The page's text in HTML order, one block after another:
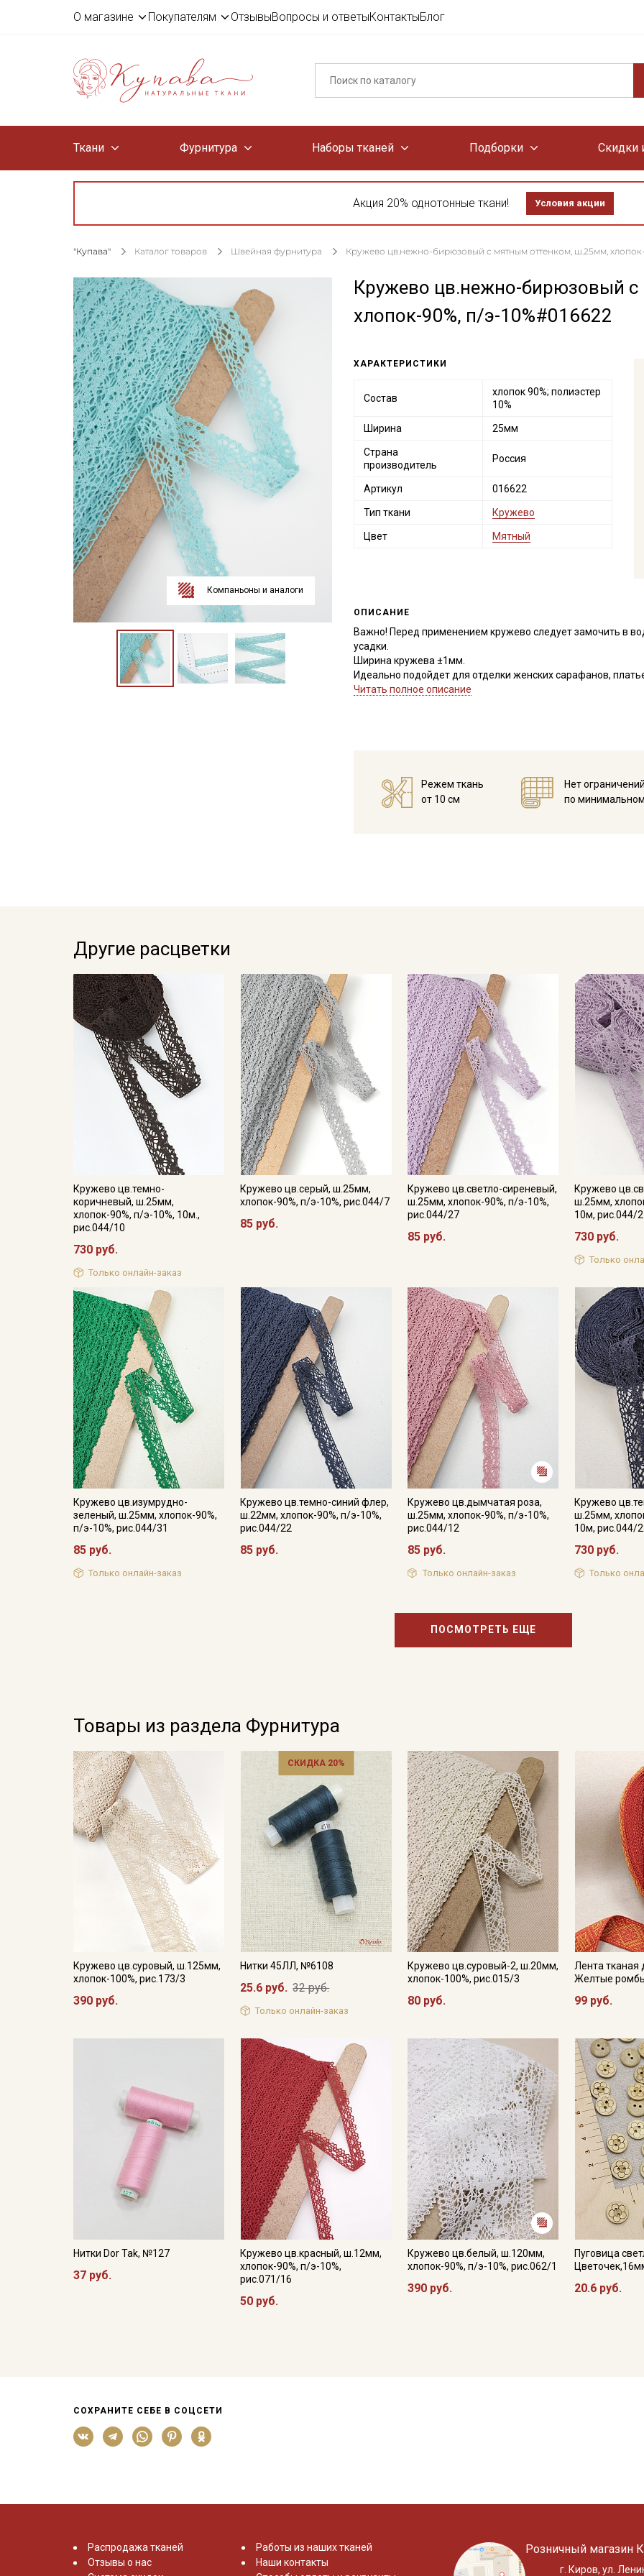
О магазине Покупателям ОтзывыВопросы и ответыКонтактыБлог
Ткани Фурнитура Наборы тканей Подборки Скидки
Акция 20% однотонные ткани! Условия акции
"Купава" Каталог товаров Швейная фурнитура Кружево цв.нежно-бирюзовый с мятным оттенком, ш.25мм, хлопок-
Компаньоны и аналоги
Кружево цв.нежно-бирюзовый
хлопок-90%, п/э-10%#016622
ХАРАКТЕРИСТИКИ
Состав
хлопок 90%; полиэстер
10%
Ширина 25мм
Страна
производитель
Россия
Артикул 016622
Тип ткани Кружево
Цвет Мятный
ОПИСАНИЕ
Важно! Перед применением кружево следует замочить в
усадки.
Ширина кружева ±1мм.
Идеально подойдет для отделки женских сарафанов,
В интерьере можно использовать для украшения
Читать полное описание
Режем ткань
от 10 см
Нет ограничений
по
Другие расцветки
Кружево цв.темно-
коричневый, ш.25мм,
хлопок-90%, п/э-10%, 10м.,
рис.044/10
730 руб.
Только онлайн-заказ
Кружево цв.серый, ш.25мм,
хлопок-90%, п/э-10%, рис.044/7
85 руб.
Кружево цв.светло-сиреневый,
ш.25мм, хлопок-90%, п/э-10%,
рис.044/27
85 руб.
Кружево
ш.25мм,
10м, рис.044/
730 руб.
Только
Кружево цв.изумрудно-
зеленый, ш.25мм, хлопок-90%,
п/э-10%, рис.044/31
85 руб.
Только онлайн-заказ
Кружево цв.темно-синий флер,
ш.22мм, хлопок-90%, п/э-10%,
рис.044/22
85 руб.
Кружево цв.дымчатая роза,
ш.25мм, хлопок-90%, п/э-10%,
рис.044/12
85 руб.
Только онлайн-заказ
Кружево
ш.25мм,
10м, рис.044/
730 руб.
Только
ПОСМОТРЕТЬ ЕЩЕ
Товары из раздела Фурнитура
Кружево цв.суровый, ш.125мм,
хлопок-100%, рис.173/3
390 руб.
СКИДКА 20%
Нитки 45ЛЛ, №6108
25.6 руб. 32 руб.
Только онлайн-заказ
Кружево цв.суровый-2, ш.20мм,
хлопок-100%, рис.015/3
80 руб.
Лента тканая
Желтые
99 руб.
Нитки Dor Tak, №127
37 руб.
Кружево цв.красный, ш.12мм,
хлопок-90%, п/э-10%,
рис.071/16
50 руб.
Кружево цв.белый, ш.120мм,
хлопок-90%, п/э-10%, рис.062/1
390 руб.
Пуговица
20.6 руб.
СОХРАНИТЕ СЕБЕ В СОЦСЕТИ
Распродажа тканей
Отзывы о нас
Работы из наших тканей
Наши контакты
Розничный магазин
г. Киров, ул.
Секретная рассылка от
Мы публикуем здесь дополнительные
промокоды и скидки до 30% на узкие
категории тканей
Электронная почта
Подписаться
Ознакомлен(а) сПолитикой обработки персональных
данных
и даюСогласие на обработку персональных
данных
Даю
Согласие на получение рекламных и
информационных рассылок